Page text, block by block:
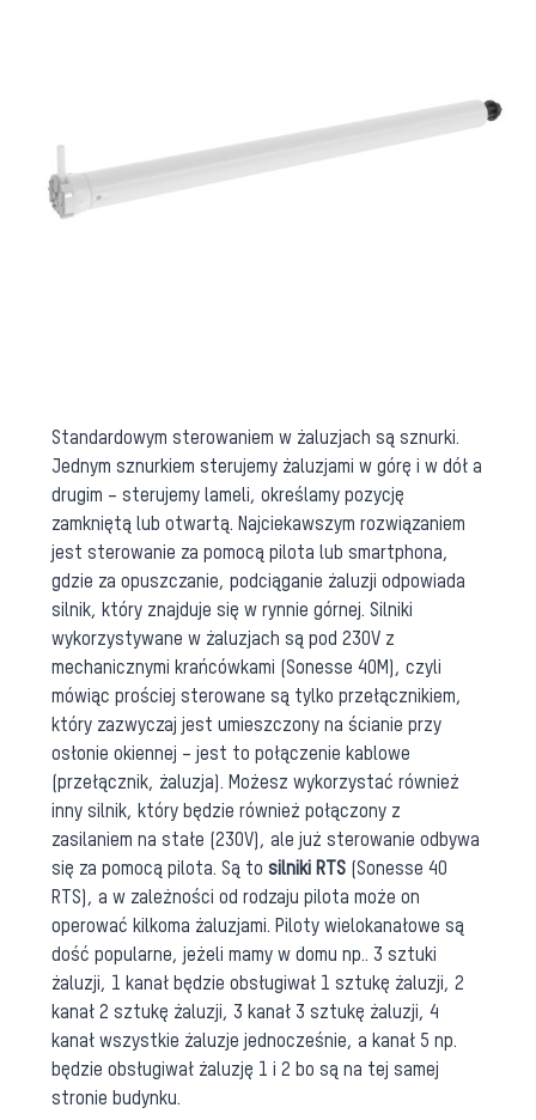
Standardowym sterowaniem w żaluzjach są sznurki.
Jednym sznurkiem sterujemy żaluzjami w górę i w dół a
drugim – sterujemy lameli, określamy pozycję
zamkniętą lub otwartą. Najciekawszym rozwiązaniem
jest sterowanie za pomocą pilota lub smartphona,
gdzie za opuszczanie, podciąganie żaluzji odpowiada
silnik, który znajduje się w rynnie górnej. Silniki
wykorzystywane w żaluzjach są pod 230V z
mechanicznymi krańcówkami (Sonesse 40M), czyli
mówiąc prościej sterowane są tylko przełącznikiem,
który zazwyczaj jest umieszczony na ścianie przy
osłonie okiennej – jest to połączenie kablowe
(przełącznik, żaluzja). Możesz wykorzystać również
inny silnik, który będzie również połączony z
zasilaniem na stałe (230V), ale już sterowanie odbywa
się za pomocą pilota. Są to silniki RTS(Sonesse 40
RTS), a w zależności od rodzaju pilota może on
operować kilkoma żaluzjami. Piloty wielokanałowe są
dość popularne, jeżeli mamy w domu np.. 3 sztuki
żaluzji, 1 kanał będzie obsługiwał 1 sztukę żaluzji, 2
kanał 2 sztukę żaluzji, 3 kanał 3 sztukę żaluzji, 4
kanał wszystkie żaluzje jednocześnie, a kanał 5 np.
będzie obsługiwał żaluzję 1 i 2 bo są na tej samej
stronie budynku.